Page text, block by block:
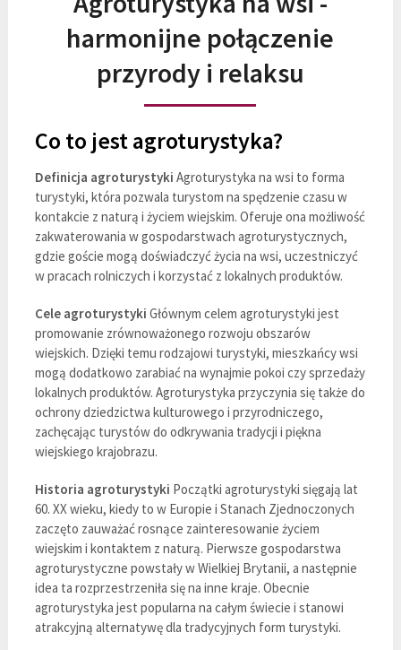
harmonijne połączenie
przyrody i relaksu
Co to jest agroturystyka?
Definicja agroturystyki Agroturystyka na wsi to forma
turystyki, która pozwala turystom na spędzenie czasu w
kontakcie z naturą i życiem wiejskim. Oferuje ona możliwość
zakwaterowania w gospodarstwach agroturystycznych,
gdzie goście mogą doświadczyć życia na wsi, uczestniczyć
w pracach rolniczych i korzystać z lokalnych produktów.
Cele agroturystyki Głównym celem agroturystyki jest
promowanie zrównoważonego rozwoju obszarów
wiejskich. Dzięki temu rodzajowi turystyki, mieszkańcy wsi
mogą dodatkowo zarabiać na wynajmie pokoi czy sprzedaży
lokalnych produktów. Agroturystyka przyczynia się także do
ochrony dziedzictwa kulturowego i przyrodniczego,
zachęcając turystów do odkrywania tradycji i piękna
wiejskiego krajobrazu.
Historia agroturystyki Początki agroturystyki sięgają lat
60. XX wieku, kiedy to w Europie i Stanach Zjednoczonych
zaczęto zauważać rosnące zainteresowanie życiem
wiejskim i kontaktem z naturą. Pierwsze gospodarstwa
agroturystyczne powstały w Wielkiej Brytanii, a następnie
idea ta rozprzestrzeniła się na inne kraje. Obecnie
agroturystyka jest popularna na całym świecie i stanowi
atrakcyjną alternatywę dla tradycyjnych form turystyki.